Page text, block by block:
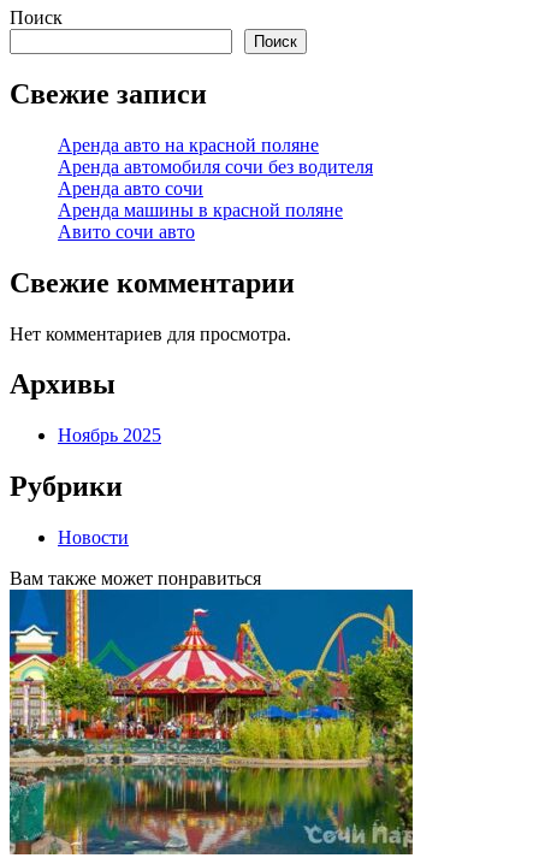
Поиск
Поиск
Свежие записи
Аренда авто на красной поляне
Аренда автомобиля сочи без водителя
Аренда авто сочи
Аренда машины в красной поляне
Авито сочи авто
Свежие комментарии
Нет комментариев для просмотра.
Архивы
Ноябрь 2025
Рубрики
Новости
Вам также может понравиться